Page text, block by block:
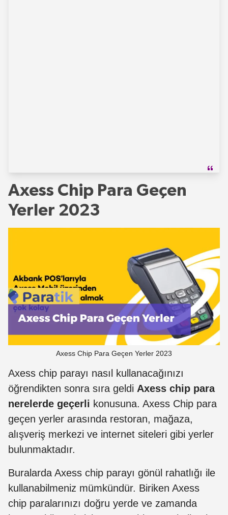
Axess Chip Para Geçen
Yerler 2023
Axess Chip Para Geçen Yerler 2023
Axess chip parayı nasıl kullanacağınızı
öğrendikten sonra sıra geldi Axess chip para
nerelerde geçerli konusuna. Axess Chip para
geçen yerler arasında restoran, mağaza,
alışveriş merkezi ve internet siteleri gibi yerler
bulunmaktadır.
Buralarda Axess chip parayı gönül rahatlığı ile
kullanabilmeniz mümkündür. Biriken Axess
chip paralarınızı doğru yerde ve zamanda